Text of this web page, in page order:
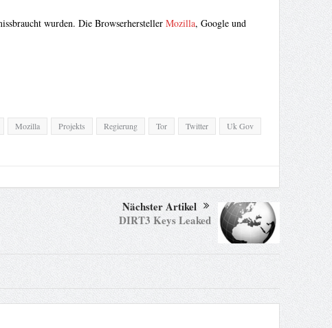
wurden. Die Browserhersteller Mozilla, Google und
Mozilla Projekts Regierung Tor Twitter
Uk Gov
Nächster Artikel
DIRT3 Keys Leaked